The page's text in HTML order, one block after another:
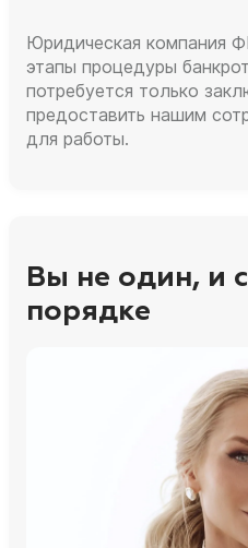
Юридическая компания
этапы процедуры
потребуется только
предоставить нашим
для работы.
Вы не один, и
порядке